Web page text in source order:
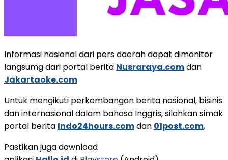
Informasi nasional dari pers daerah dapat dimonitor
langsumg dari portal berita Nusraraya.comdan
Jakartaoke.com
Untuk mengikuti perkembangan berita nasional, bisinis
dan internasional dalam bahasa Inggris, silahkan simak
portal berita Indo24hours.comdan 01post.com.
Pastikan juga download